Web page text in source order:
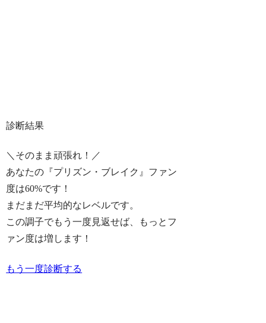
診断結果
＼そのまま頑張れ！／
あなたの『プリズン・ブレイク』ファン
度は60%です！
まだまだ平均的なレベルです。
この調子でもう一度見返せば、もっとフ
ァン度は増します！
もう一度診断する